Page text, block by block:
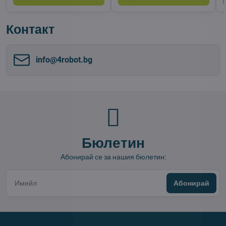
Контакт
info​@4robot​.bg
Бюлетин
Абонирай се за нашия бюлетин:
Абонирай